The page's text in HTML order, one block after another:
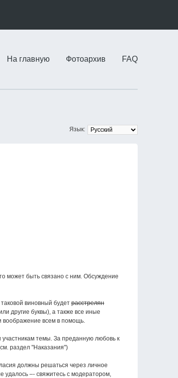
На главную Фотоархив FAQ
Язык:
может быть связано с ним. Обсуждение
виновный будет расстрелян
другие буквы), а также все иные
воображение всем в помощь.
темы. За преданную любовь к
раздел "Наказания")
должны решаться через личное
удалось –- свяжитесь с модератором,